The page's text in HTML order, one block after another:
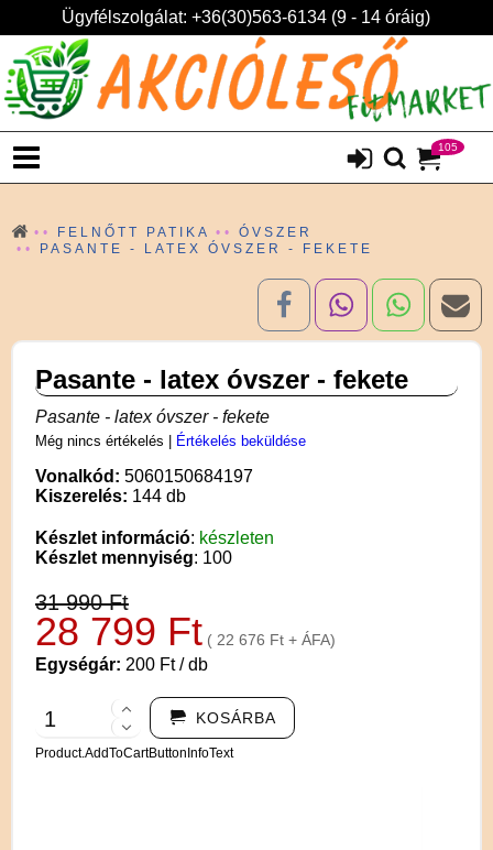
Ügyfélszolgálat: +36(30)563-6134 (9 - 14 óráig)
105
FELNŐTT PATIKA
ÓVSZER
PASANTE - LATEX ÓVSZER - FEKETE
Pasante - latex óvszer - fekete
Pasante - latex óvszer - fekete
Még nincs értékelés Értékelés beküldése
Vonalkód: 5060150684197
Kiszerelés: 144 db
Készlet információ: készleten
Készlet mennyiség: 100
31 990 Ft
28 799 Ft ( 22 676 Ft + ÁFA)
Egységár: 200 Ft / db
KOSÁRBA
Product.AddToCartButtonInfoText